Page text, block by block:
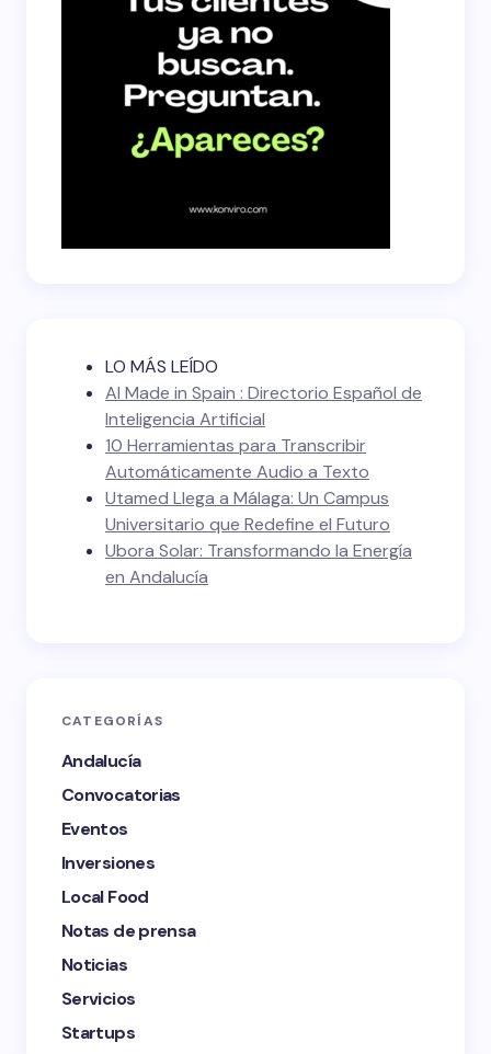
LO MÁS LEÍDO
AI Made in Spain : Directorio Español de
Inteligencia Artificial
10 Herramientas para Transcribir
Automáticamente Audio a Texto
Utamed Llega a Málaga: Un Campus
Universitario que Redefine el Futuro
Ubora Solar: Transformando la Energía
en Andalucía
CATEGORÍAS
Andalucía
Convocatorias
Eventos
Inversiones
Local Food
Notas de prensa
Noticias
Servicios
Startups